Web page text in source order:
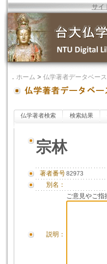
サイ
． ホーム > 仏学著者データベース
仏学著者検索 検索結果
宗林
著者番号82973
別名：
説明：
ご意見やご指